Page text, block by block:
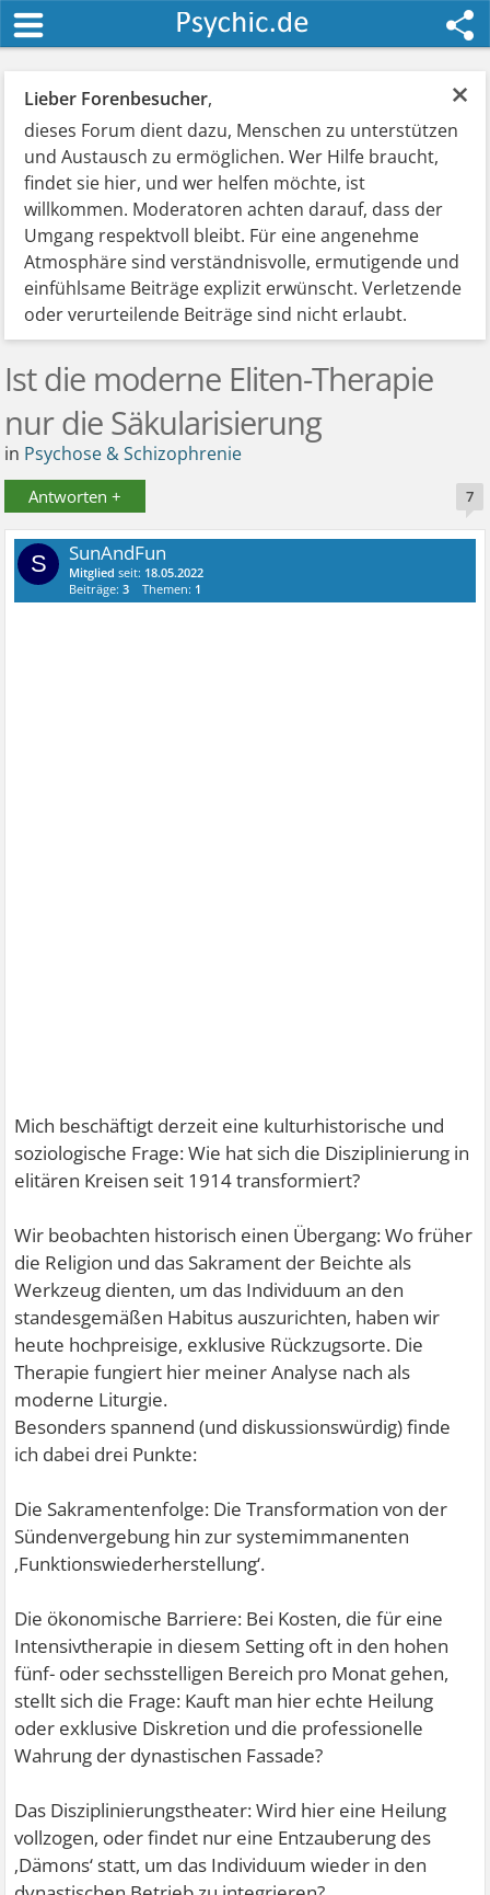
×
Lieber Forenbesucher,
dieses Forum dient dazu, Menschen zu unterstützen
und Austausch zu ermöglichen. Wer Hilfe braucht,
findet sie hier, und wer helfen möchte, ist
willkommen. Moderatoren achten darauf, dass der
Umgang respektvoll bleibt. Für eine angenehme
Atmosphäre sind verständnisvolle, ermutigende und
einfühlsame Beiträge explizit erwünscht. Verletzende
oder verurteilende Beiträge sind nicht erlaubt.
Ist die moderne Eliten-Therapie
nur die Säkularisierung
in Psychose & Schizophrenie
Antworten + 7
S SunAndFun
Mitglied seit: 18.05.2022
Beiträge:3 Themen: 1
Mich beschäftigt derzeit eine kulturhistorische und
soziologische Frage: Wie hat sich die Disziplinierung in
elitären Kreisen seit 1914 transformiert?
Wir beobachten historisch einen Übergang: Wo früher
die Religion und das Sakrament der Beichte als
Werkzeug dienten, um das Individuum an den
standesgemäßen Habitus auszurichten, haben wir
heute hochpreisige, exklusive Rückzugsorte. Die
Therapie fungiert hier meiner Analyse nach als
moderne Liturgie.
Besonders spannend (und diskussionswürdig) finde
ich dabei drei Punkte:
Die Sakramentenfolge: Die Transformation von der
Sündenvergebung hin zur systemimmanenten
‚Funktionswiederherstellung‘.
Die ökonomische Barriere: Bei Kosten, die für eine
Intensivtherapie in diesem Setting oft in den hohen
fünf- oder sechsstelligen Bereich pro Monat gehen,
stellt sich die Frage: Kauft man hier echte Heilung
oder exklusive Diskretion und die professionelle
Wahrung der dynastischen Fassade?
Das Disziplinierungstheater: Wird hier eine Heilung
vollzogen, oder findet nur eine Entzauberung des
‚Dämons‘ statt, um das Individuum wieder in den